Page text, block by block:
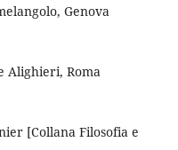
Genova
Alighieri, Roma
[Collana Filosofia e